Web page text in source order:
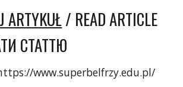
ARTYKUŁ / READ ARTICLE
СТАТТЮ
www.superbelfrzy.edu.pl/